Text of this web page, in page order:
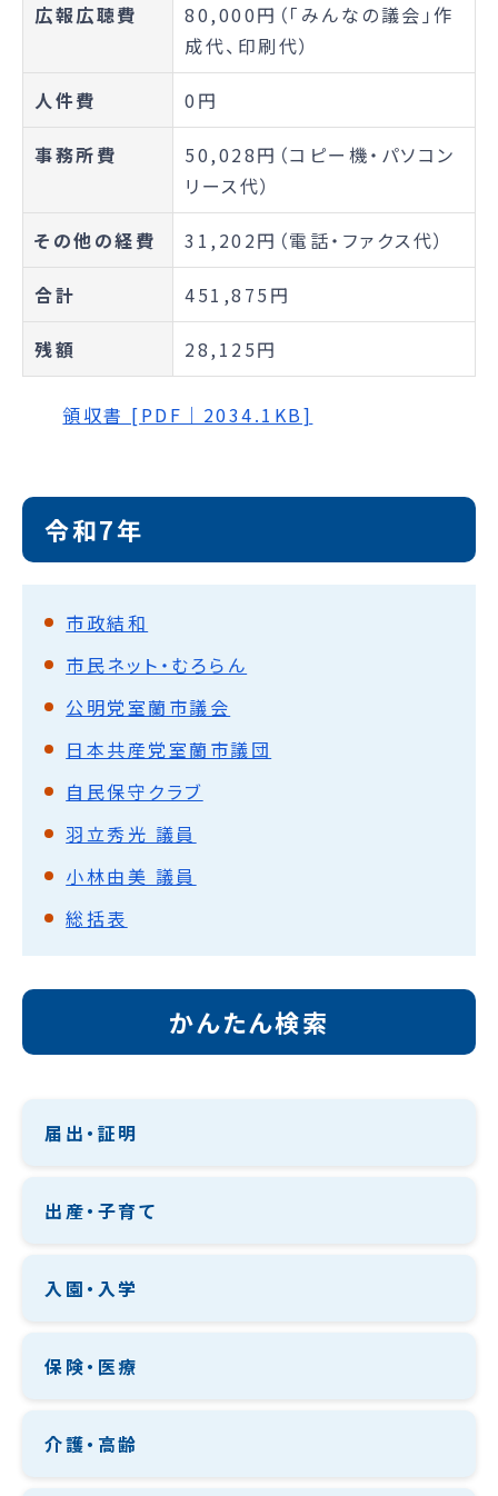
広報広聴費
80,000円（「みんなの議会」作
成代、印刷代）
人件費 0円
事務所費
50,028円（コピー機・パソコン
リース代）
その他の経費 31,202円（電話・ファクス代）
合計 451,875円
残額 28,125円
領収書 [PDF｜2034.1KB]
令和7年
市政結和
市民ネット・むろらん
公明党室蘭市議会
日本共産党室蘭市議団
自民保守クラブ
羽立秀光 議員
小林由美 議員
総括表
かんたん検索
届出・証明
出産・子育て
入園・入学
保険・医療
介護・高齢